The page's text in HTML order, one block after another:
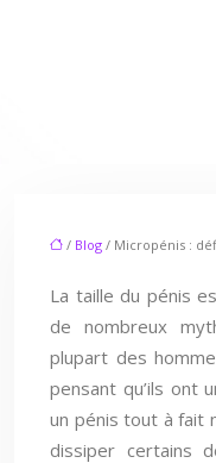
/ Blog / Micropénis :
La taille du pénis
de nombreux
plupart des
pensant qu’ils ont
un pénis tout à fait
dissiper certains